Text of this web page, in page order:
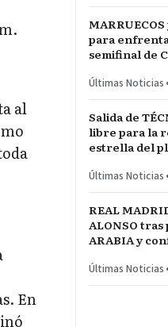
al
En
MARRUECOS
para
semifinal de
pronóstico
Últimas Noticias •
Salida de
libre para la
estrella del
Últimas Noticias •
REAL
ALONSO
ARABIA y
referentes
Últimas Noticias •